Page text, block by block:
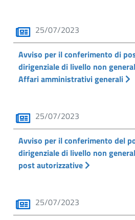
25/07/2023
Avviso per il conferimento di
dirigenziale di livello non
Affari amministrativi generali
25/07/2023
Avviso per il conferimento del
dirigenziale di livello non
post autorizzative
25/07/2023